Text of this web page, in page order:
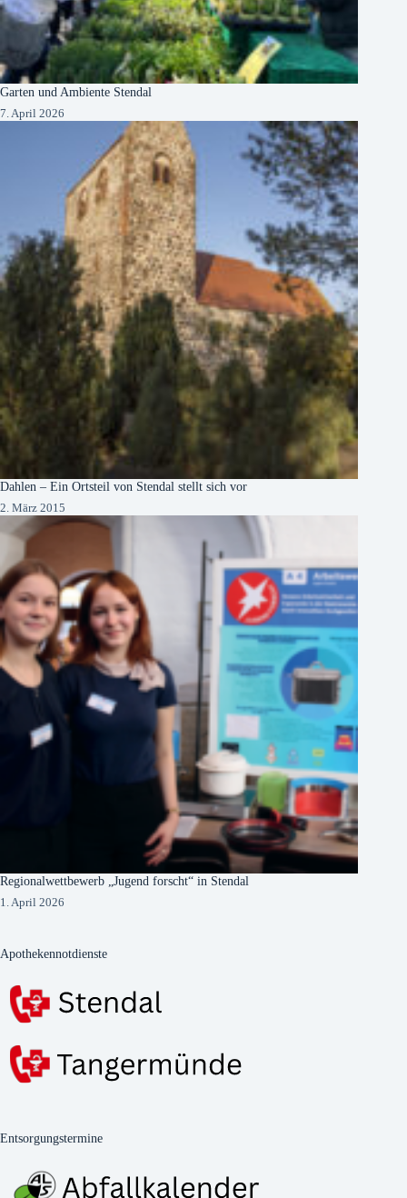
Garten und Ambiente Stendal
7. April 2026
Dahlen – Ein Ortsteil von Stendal stellt sich vor
2. März 2015
Regionalwettbewerb „Jugend forscht“ in Stendal
1. April 2026
Apothekennotdienste
Entsorgungstermine